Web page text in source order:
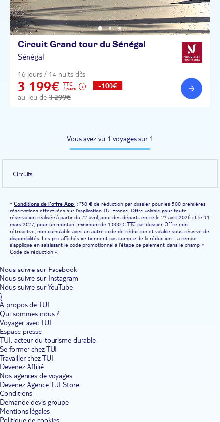
Circuit Grand tour du Sénégal
Sénégal
16 jours / 14 nuits dès
3 199€
TTC
/ pers.
au lieu de 3 299€
-100€
Vous avez vu 1 voyages sur 1
Circuits
* Conditions de l'offre App : *30 € de réduction par dossier pour les 500 premières
réservations effectuées sur l'application TUI France. Offre valable pour toute
réservation réalisée à partir du 22 avril, pour des départs entre le 22 avril 2026 et le 31
mars 2027, pour un montant minimum de 1 000 € TTC par dossier. Offre non
rétroactive, non cumulable avec un autre code de réduction et valable sous réserve de
disponibilités. Les prix affichés ne tiennent pas compte de la réduction. La remise
s'applique en saisissant le code promotionnel à l'étape de paiement, dans le champ «
Code de réduction ».
Nous suivre sur Facebook
Nous suivre sur Instagram
Nous suivre sur YouTube
}
À propos de TUI
Qui sommes nous ?
Voyager avec TUI
Espace presse
TUI, acteur du tourisme durable
Se former chez TUI
Travailler chez TUI
Devenez Affilié
Nos agences de voyages
Devenez Agence TUI Store
Conditions
Demande devis groupe
Mentions légales
Politique de cookies